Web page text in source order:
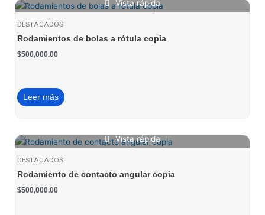
Vista rápida
DESTACADOS
Rodamientos de bolas a rótula copia
$500,000.00
Leer más
Vista rápida
DESTACADOS
Rodamiento de contacto angular copia
$500,000.00